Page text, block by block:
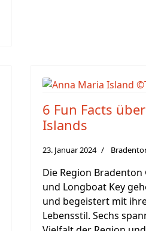
6 Fun Facts
Islands
23. Januar 2024
Die Region
und Longboat Key
und begeistert mit
Lebensstil. Sechs